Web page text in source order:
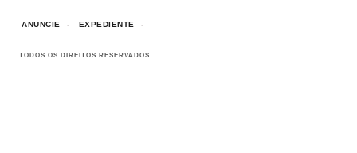
ANUNCIE EXPEDIENTE
TODOS OS DIREITOS RESERVADOS